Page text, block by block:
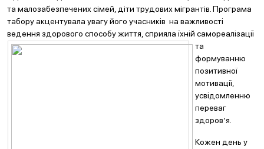
та малозабезпечених сімей, діти трудових мігрантів. Програма
табору акцентувала увагу його учасників на важливості
ведення здорового способу життя, сприяла їхній самореалізації
та
формуванню
позитивної
мотивації,
усвідомленню
переваг
здоров’я.
Кожен день у